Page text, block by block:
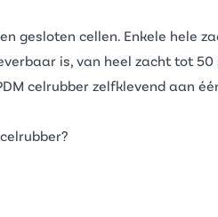
gesloten cellen. Enkele
is, van heel zacht tot
celrubber zelfklevend aan